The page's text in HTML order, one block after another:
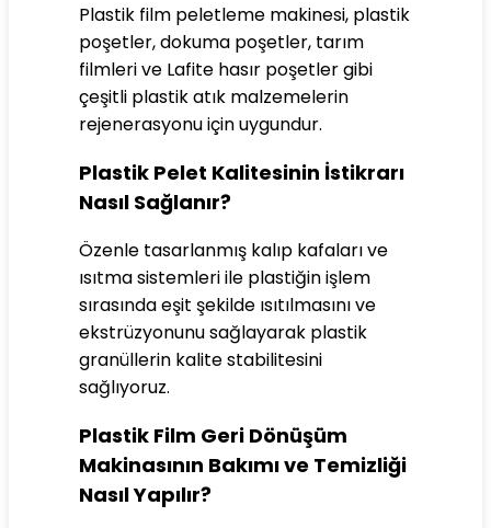
Plastik film peletleme makinesi, plastik
poşetler, dokuma poşetler, tarım
filmleri ve Lafite hasır poşetler gibi
çeşitli plastik atık malzemelerin
rejenerasyonu için uygundur.
Plastik Pelet Kalitesinin İstikrarı
Nasıl Sağlanır?
Özenle tasarlanmış kalıp kafaları ve
ısıtma sistemleri ile plastiğin işlem
sırasında eşit şekilde ısıtılmasını ve
ekstrüzyonunu sağlayarak plastik
granüllerin kalite stabilitesini
sağlıyoruz.
Plastik Film Geri Dönüşüm
Makinasının Bakımı ve Temizliği
Nasıl Yapılır?